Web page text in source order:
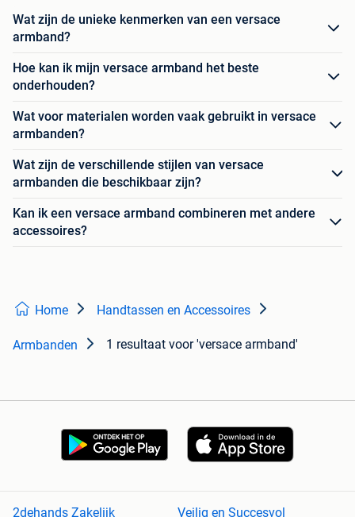
Wat zijn de unieke kenmerken van een versace
armband?
Hoe kan ik mijn versace armband het beste
onderhouden?
Wat voor materialen worden vaak gebruikt in versace
armbanden?
Wat zijn de verschillende stijlen van versace
armbanden die beschikbaar zijn?
Kan ik een versace armband combineren met andere
accessoires?
Home Handtassen en Accessoires
Armbanden 1 resultaat voor 'versace armband'
2dehands Zakelijk Veilig en Succesvol